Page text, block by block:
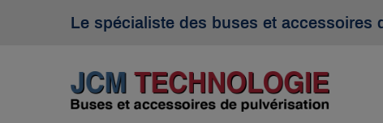
Le spécialiste des buses et accessoires